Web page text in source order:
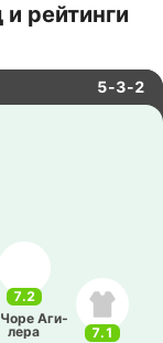
рейтинги
5-3-2
7.2
Чоре Аги­
ле­ра
7.1